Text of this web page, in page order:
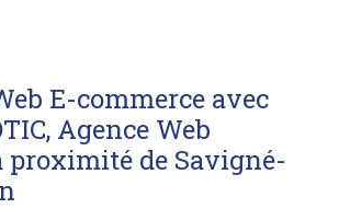
E-commerce avec
Agence Web
proximité de Savigné-